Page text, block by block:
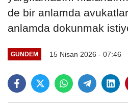
de bir anlamda
anlamda dokunmak
GÜNDEM 15 Nisan 2026 - 07:46